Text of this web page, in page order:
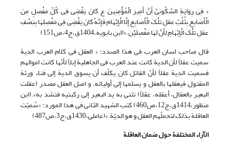
« فِی رِوَایَةِ السَّکُونِیِّ أَنَّ أَمِیرَ الْمُؤْمِنِینَ ع کَانَ یَقْضِی فِی کُلِّ مَفْصِلٍ مِنَ
الْأَصَابِعِ بِثُلُثِ عقلِ تلْکَ الْأَصَابِعِ إِلَّا الْإِبْهَامَ فَإِنَّهُ کَانَ یَقْضِی فِی مَفْصِلِهَا بِنِصْفِ
عقلِ تلْکَ الْإِبْهَامِ لِأَنَّ لَهَا مَفْصِلَیْن‏.»(ابن بابویه،1404ق،ج4،ص151)
قال صاحب لسان العرب فی هذا الصدد: « العقل فى کلام العرب الدیة
سمیت عقلاً لأن الدیة کانت عند العرب فى الجاهلیة إبلاً لأنّها کانت اموالهم
فسمیت الدیة عقلاً لأنّ القاتل کان یکلّف أن یسوق الدیة إلى فناء ورثة
المقتول فیعقلها بالعقل و یسلمها إلى أولیائه. و اصل العقل مصدر (عقلت
البعیر بالعقال، أعقله، عقلاً) تثنى به ید البعیر إلى رکبتیه فتشد به».(ابن
منظور،1414ق،ج12،ص460) کتب الشهید الثانی فی هذا المورد: «سُمیّت
العاقلة بذلک لتحملّهم العقل و هو الدیّة.»(عاملی،1430ق،ج3،ص487)
الآراء المختلفة حول ضمان العاقلة